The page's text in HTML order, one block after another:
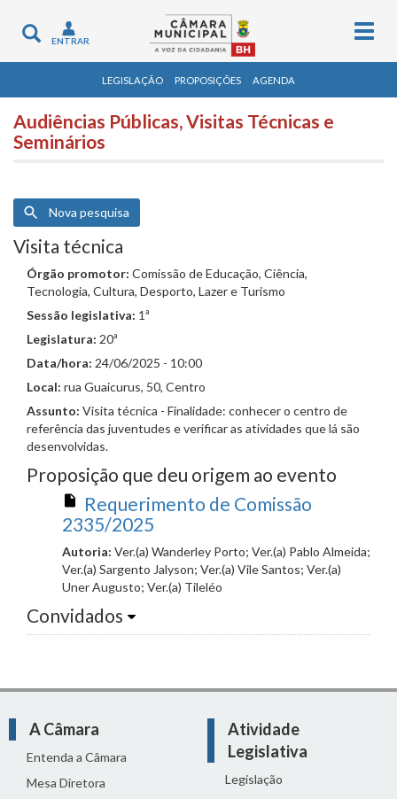
Toggle
navigation
ENTRAR
LEGISLAÇÃO PROPOSIÇÕES AGENDA
Audiências Públicas, Visitas Técnicas e
Seminários
Nova pesquisa
Visita técnica
Órgão promotor: Comissão de Educação, Ciência,
Tecnologia, Cultura, Desporto, Lazer e Turismo
Sessão legislativa: 1ª
Legislatura: 20ª
Data/hora: 24/06/2025 - 10:00
Local: rua Guaicurus, 50, Centro
Assunto: Visita técnica - Finalidade: conhecer o centro de
referência das juventudes e verificar as atividades que lá são
desenvolvidas.
Proposição que deu origem ao evento
Requerimento de Comissão
2335/2025
Autoria: Ver.(a) Wanderley Porto; Ver.(a) Pablo Almeida;
Ver.(a) Sargento Jalyson; Ver.(a) Vile Santos; Ver.(a)
Uner Augusto; Ver.(a) Tileléo
Convidados
A Câmara
Entenda a Câmara
Mesa Diretora
Atividade
Legislativa
Legislação